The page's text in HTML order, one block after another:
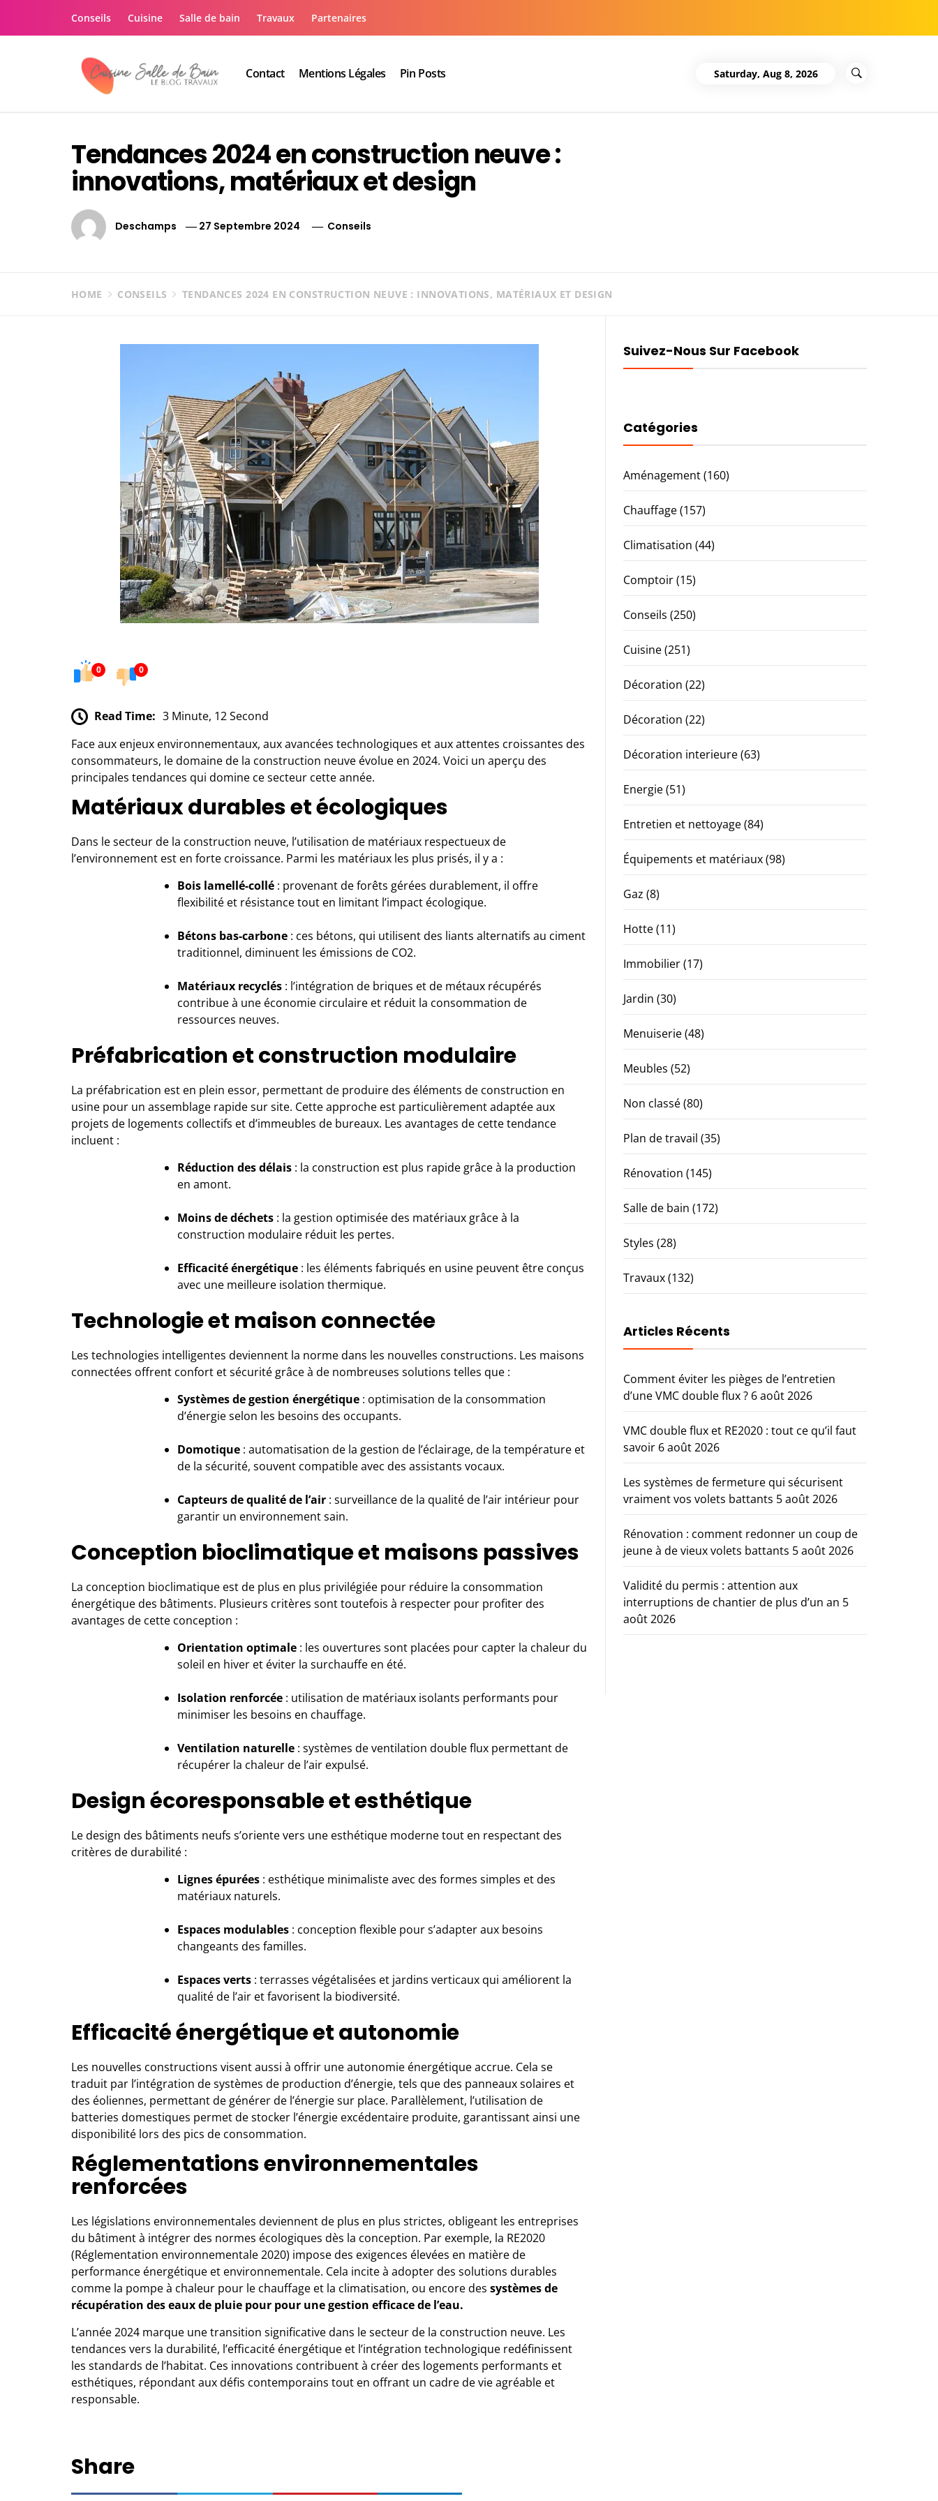
Conseils Cuisine Salle de bain Travaux Partenaires
Contact Mentions Légales Pin Posts Saturday, Aug 8, 2026
Tendances 2024 en construction neuve :
innovations, matériaux et design
Deschamps 27 Septembre 2024 Conseils
HOME CONSEILS TENDANCES 2024 EN CONSTRUCTION NEUVE : INNOVATIONS, MATÉRIAUX ET DESIGN
0 0
Read Time: 3 Minute, 12 Second
Face aux enjeux environnementaux, aux avancées technologiques et aux attentes croissantes des
consommateurs, le domaine de la construction neuve évolue en 2024. Voici un aperçu des
principales tendances qui domine ce secteur cette année.
Matériaux durables et écologiques
Dans le secteur de la construction neuve, l’utilisation de matériaux respectueux de
l’environnement est en forte croissance. Parmi les matériaux les plus prisés, il y a :
Bois lamellé-collé : provenant de forêts gérées durablement, il offre
flexibilité et résistance tout en limitant l’impact écologique.
Bétons bas-carbone : ces bétons, qui utilisent des liants alternatifs au ciment
traditionnel, diminuent les émissions de CO2.
Matériaux recyclés : l’intégration de briques et de métaux récupérés
contribue à une économie circulaire et réduit la consommation de
ressources neuves.
Préfabrication et construction modulaire
La préfabrication est en plein essor, permettant de produire des éléments de construction en
usine pour un assemblage rapide sur site. Cette approche est particulièrement adaptée aux
projets de logements collectifs et d’immeubles de bureaux. Les avantages de cette tendance
incluent :
Réduction des délais : la construction est plus rapide grâce à la production
en amont.
Moins de déchets : la gestion optimisée des matériaux grâce à la
construction modulaire réduit les pertes.
Efficacité énergétique : les éléments fabriqués en usine peuvent être conçus
avec une meilleure isolation thermique.
Technologie et maison connectée
Les technologies intelligentes deviennent la norme dans les nouvelles constructions. Les maisons
connectées offrent confort et sécurité grâce à de nombreuses solutions telles que :
Systèmes de gestion énergétique : optimisation de la consommation
d’énergie selon les besoins des occupants.
Domotique : automatisation de la gestion de l’éclairage, de la température et
de la sécurité, souvent compatible avec des assistants vocaux.
Capteurs de qualité de l’air : surveillance de la qualité de l’air intérieur pour
garantir un environnement sain.
Conception bioclimatique et maisons passives
La conception bioclimatique est de plus en plus privilégiée pour réduire la consommation
énergétique des bâtiments. Plusieurs critères sont toutefois à respecter pour profiter des
avantages de cette conception :
Orientation optimale : les ouvertures sont placées pour capter la chaleur du
soleil en hiver et éviter la surchauffe en été.
Isolation renforcée : utilisation de matériaux isolants performants pour
minimiser les besoins en chauffage.
Ventilation naturelle : systèmes de ventilation double flux permettant de
récupérer la chaleur de l’air expulsé.
Design écoresponsable et esthétique
Le design des bâtiments neufs s’oriente vers une esthétique moderne tout en respectant des
critères de durabilité :
Lignes épurées : esthétique minimaliste avec des formes simples et des
matériaux naturels.
Espaces modulables : conception flexible pour s’adapter aux besoins
changeants des familles.
Espaces verts : terrasses végétalisées et jardins verticaux qui améliorent la
qualité de l’air et favorisent la biodiversité.
Efficacité énergétique et autonomie
Les nouvelles constructions visent aussi à offrir une autonomie énergétique accrue. Cela se
traduit par l’intégration de systèmes de production d’énergie, tels que des panneaux solaires et
des éoliennes, permettant de générer de l’énergie sur place. Parallèlement, l’utilisation de
batteries domestiques permet de stocker l’énergie excédentaire produite, garantissant ainsi une
disponibilité lors des pics de consommation.
Réglementations environnementales
renforcées
Les législations environnementales deviennent de plus en plus strictes, obligeant les entreprises
du bâtimentà intégrer des normes écologiques dès la conception. Par exemple, la RE2020
(Réglementation environnementale 2020) impose des exigences élevées en matière de
performance énergétique et environnementale. Cela incite à adopter des solutions durables
comme la pompe à chaleur pour le chauffage et la climatisation, ou encore des systèmes de
récupération des eaux de pluie pour pour une gestion efficace de l’eau.
L’année 2024 marque une transition significative dans le secteur de la construction neuve. Les
tendances vers la durabilité, l’efficacité énergétique et l’intégration technologique redéfinissent
les standards de l’habitat. Ces innovations contribuent à créer des logements performants et
esthétiques, répondant aux défis contemporains tout en offrant un cadre de vie agréable et
responsable.
Share
Suivez-Nous Sur Facebook
Catégories
Aménagement(160)
Chauffage(157)
Climatisation (44)
Comptoir(15)
Conseils (250)
Cuisine(251)
Décoration (22)
Décoration (22)
Décoration interieure(63)
Energie(51)
Entretien et nettoyage(84)
Équipements et matériaux(98)
Gaz (8)
Hotte(11)
Immobilier(17)
Jardin (30)
Menuiserie(48)
Meubles (52)
Non classé(80)
Plan de travail (35)
Rénovation (145)
Salle de bain (172)
Styles (28)
Travaux(132)
Articles Récents
Comment éviter les pièges de l’entretien
d’une VMC double flux ? 6 août 2026
VMC double flux et RE2020 : tout ce qu’il faut
savoir 6 août 2026
Les systèmes de fermeture qui sécurisent
vraiment vos volets battants 5 août 2026
Rénovation : comment redonner un coup de
jeune à de vieux volets battants 5 août 2026
Validité du permis : attention aux
interruptions de chantier de plus d’un an 5
août 2026